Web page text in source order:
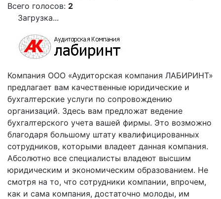
Всего голосов: 2
Загрузка...
Компания ООО «Аудиторская компания ЛАБИРИНТ»
предлагает вам качественные юридические и
бухгалтерские услуги по сопровождению
организаций. Здесь вам предложат ведение
бухгалтерского учета вашей фирмы. Это возможно
благодаря большому штату квалифицированных
сотрудников, которыми владеет данная компания.
Абсолютно все специалисты владеют высшим
юридическим и экономическим образованием. Не
смотря на то, что сотрудники компании, впрочем,
как и сама компания, достаточно молоды, им